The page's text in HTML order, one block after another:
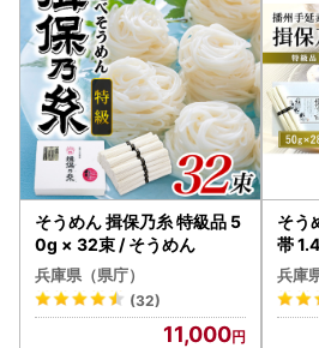
そうめん 揖保乃糸 特級品 5
0g × 32束 / そうめん
兵庫県（県庁）
(32)
11,000
そう
帯
兵庫